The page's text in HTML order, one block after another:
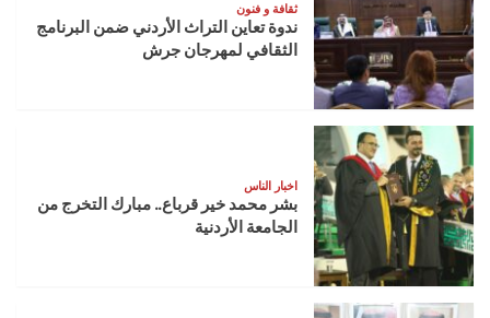
ثقافة و فنون
ندوة تعاين التراث الأردني ضمن البرنامج
الثقافي لمهرجان جرش
اخبار الناس
بشر محمد خير قرباع.. مبارك التخرج من
الجامعة الأردنية